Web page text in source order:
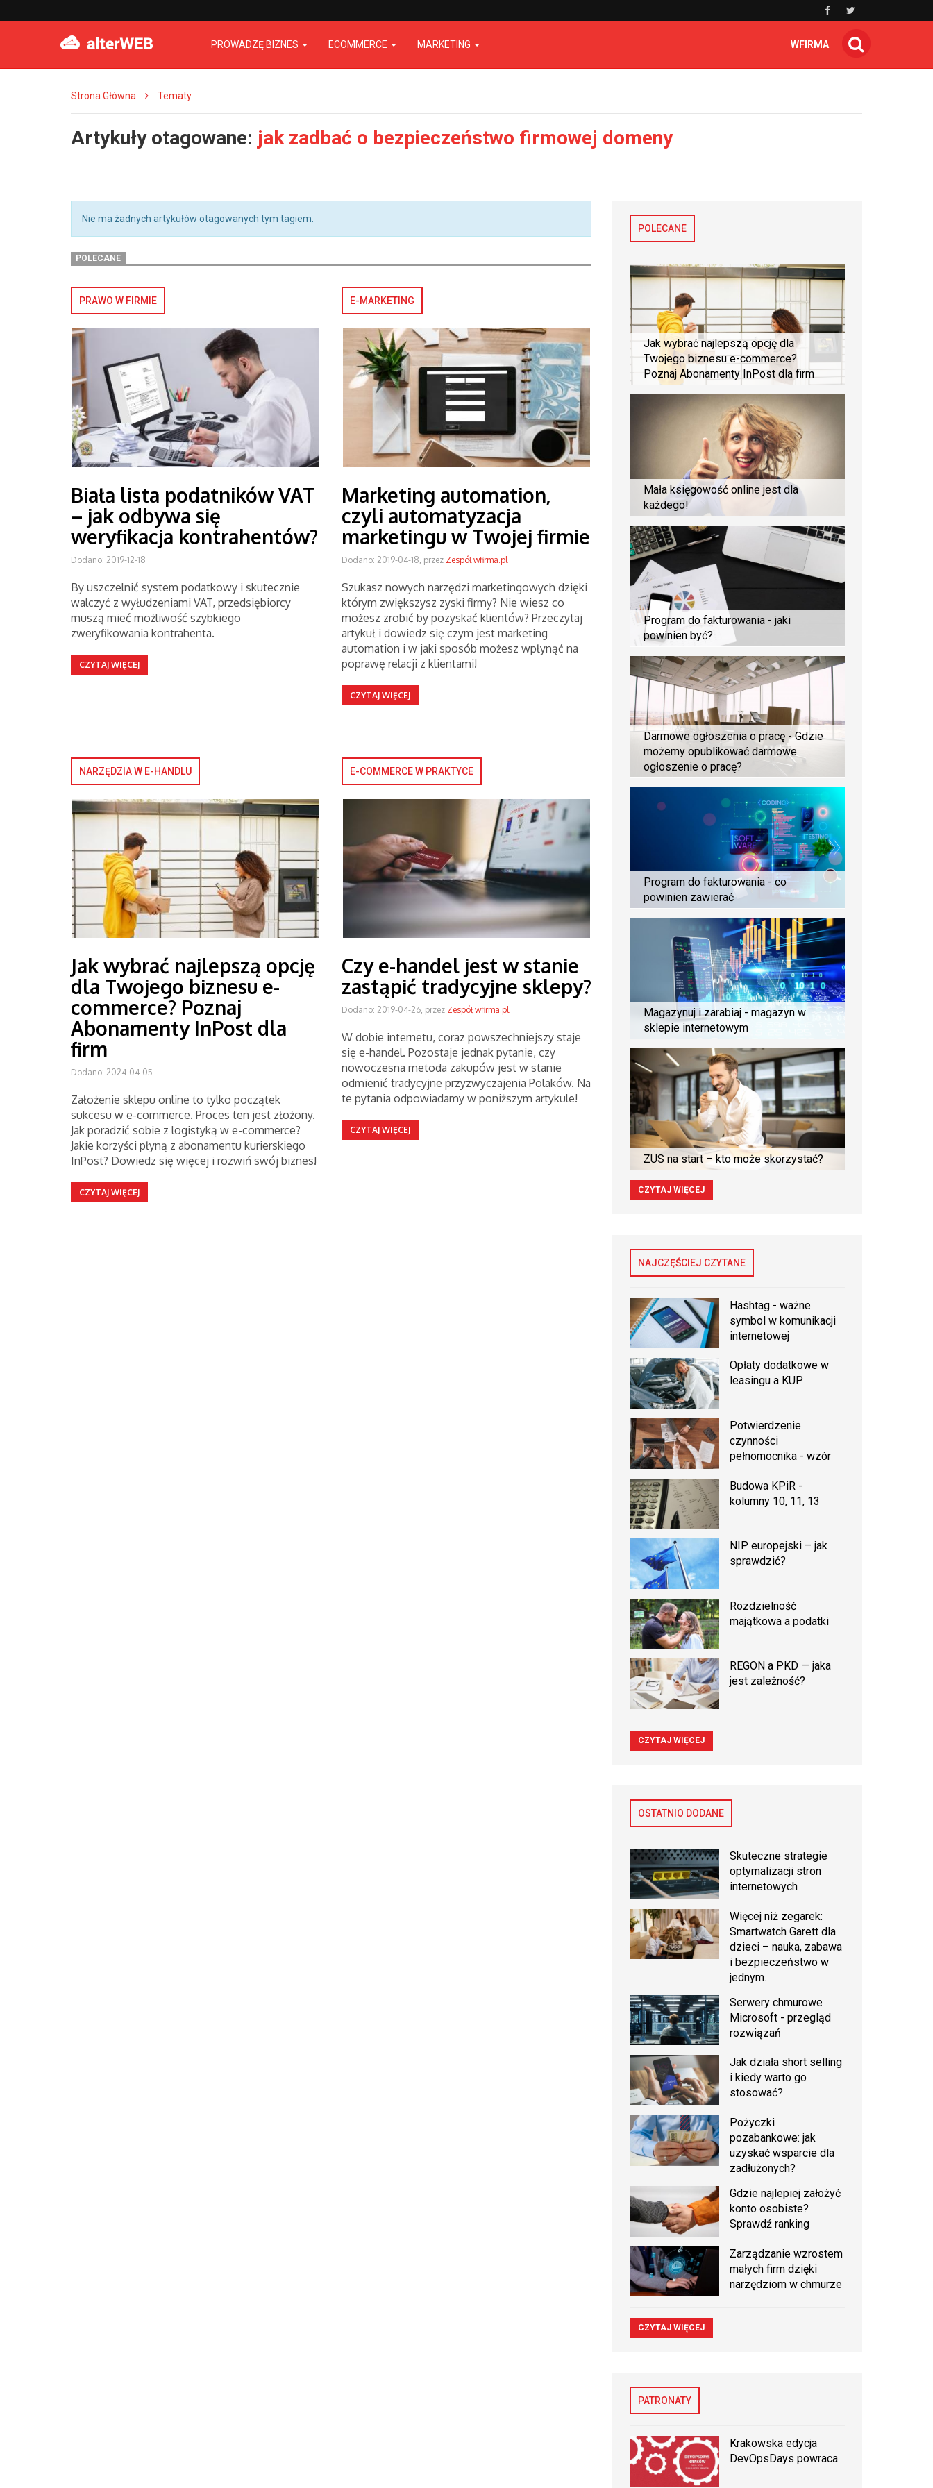
PROWADZĘ BIZNES ECOMMERCE MARKETING WFIRMA
Strona Główna Tematy
Artykuły otagowane: jak zadbać o bezpieczeństwo firmowej domeny
Nie ma żadnych artykułów otagowanych tym tagiem.
POLECANE
PRAWO W FIRMIE
Biała lista podatników VAT
– jak odbywa się
weryfikacja kontrahentów?
Dodano: 2019-12-18
By uszczelnić system podatkowy i skutecznie
walczyć z wyłudzeniami VAT, przedsiębiorcy
muszą mieć możliwość szybkiego
zweryfikowania kontrahenta.
CZYTAJ WIĘCEJ
E-MARKETING
Marketing automation,
czyli automatyzacja
marketingu w Twojej firmie
Dodano: 2019-04-18, przez Zespół wfirma.pl
Szukasz nowych narzędzi marketingowych dzięki
którym zwiększysz zyski firmy? Nie wiesz co
możesz zrobić by pozyskać klientów? Przeczytaj
artykuł i dowiedz się czym jest marketing
automation i w jaki sposób możesz wpłynąć na
poprawę relacji z klientami!
CZYTAJ WIĘCEJ
NARZĘDZIA W E-HANDLU
Jak wybrać najlepszą opcję
dla Twojego biznesu e-
commerce? Poznaj
Abonamenty InPost dla
firm
Dodano: 2024-04-05
Założenie sklepu online to tylko początek
sukcesu w e-commerce. Proces ten jest złożony.
Jak poradzić sobie z logistyką w e-commerce?
Jakie korzyści płyną z abonamentu kurierskiego
InPost? Dowiedz się więcej i rozwiń swój biznes!
CZYTAJ WIĘCEJ
E-COMMERCE W PRAKTYCE
Czy e-handel jest w stanie
zastąpić tradycyjne sklepy?
Dodano: 2019-04-26, przez Zespół wfirma.pl
W dobie internetu, coraz powszechniejszy staje
się e-handel. Pozostaje jednak pytanie, czy
nowoczesna metoda zakupów jest w stanie
odmienić tradycyjne przyzwyczajenia Polaków. Na
te pytania odpowiadamy w poniższym artykule!
CZYTAJ WIĘCEJ
POLECANE
Jak wybrać najlepszą opcję dla
Twojego biznesu e-commerce?
Poznaj Abonamenty InPost dla firm
Mała księgowość online jest dla
każdego!
Program do fakturowania - jaki
powinien być?
Darmowe ogłoszenia o pracę - Gdzie
możemy opublikować darmowe
ogłoszenie o pracę?
Program do fakturowania - co
powinien zawierać
Magazynuj i zarabiaj - magazyn w
sklepie internetowym
ZUS na start – kto może skorzystać?
CZYTAJ WIĘCEJ
NAJCZĘŚCIEJ CZYTANE
Hashtag - ważne
symbol w komunikacji
internetowej
Opłaty dodatkowe w
leasingu a KUP
Potwierdzenie
czynności
pełnomocnika - wzór
Budowa KPiR -
kolumny 10, 11, 13
NIP europejski – jak
sprawdzić?
Rozdzielność
majątkowa a podatki
REGON a PKD — jaka
jest zależność?
CZYTAJ WIĘCEJ
OSTATNIO DODANE
Skuteczne strategie
optymalizacji stron
internetowych
Więcej niż zegarek:
Smartwatch Garett dla
dzieci – nauka, zabawa
i bezpieczeństwo w
jednym.
Serwery chmurowe
Microsoft - przegląd
rozwiązań
Jak działa short selling
i kiedy warto go
stosować?
Pożyczki
pozabankowe: jak
uzyskać wsparcie dla
zadłużonych?
Gdzie najlepiej założyć
konto osobiste?
Sprawdź ranking
Zarządzanie wzrostem
małych firm dzięki
narzędziom w chmurze
CZYTAJ WIĘCEJ
PATRONATY
Krakowska edycja
DevOpsDays powraca